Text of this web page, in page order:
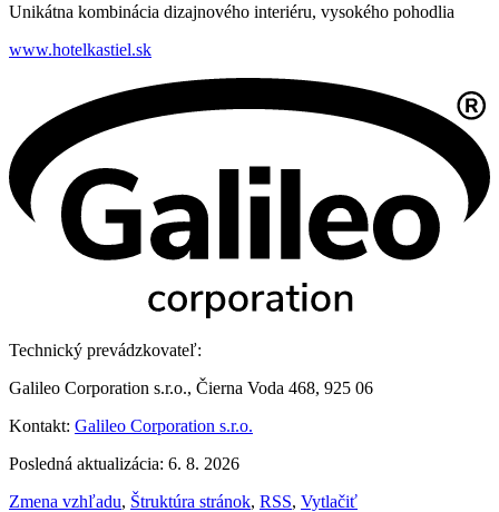
Unikátna kombinácia dizajnového interiéru, vysokého pohodlia
www.hotelkastiel.sk
Technický prevádzkovateľ:
Galileo Corporation s.r.o., Čierna Voda 468, 925 06
Kontakt: Galileo Corporation s.r.o.
Posledná aktualizácia: 6. 8. 2026
Zmena vzhľadu, Štruktúra stránok, RSS, Vytlačiť